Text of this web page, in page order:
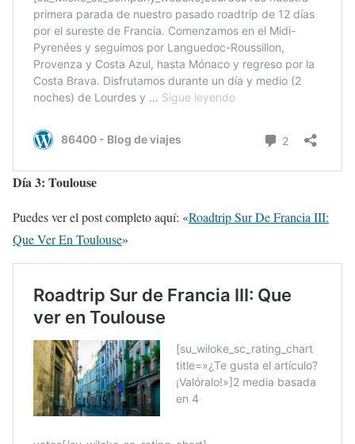
Día 3: Toulouse
Puedes ver el post completo aquí: «Roadtrip Sur De Francia III:
Que Ver En Toulouse»